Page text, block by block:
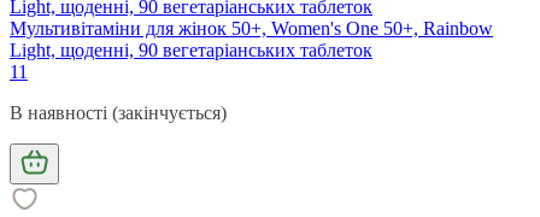
Мультивітаміни для жінок 50+, Women's One 50+, Rainbow
Light, щоденні, 90 вегетаріанських таблеток
11
В наявності (закінчується)